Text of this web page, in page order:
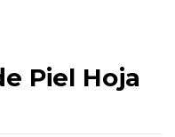
Piel Hoja